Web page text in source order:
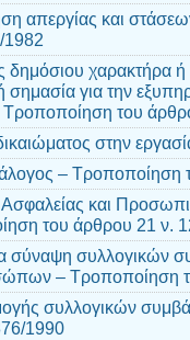
απεργίας και
1982
χαρακτήρα ή
σημασία για την
Τροποποίηση του
στην
– Τροποποίηση
και
του άρθρου 21 ν.
σύναψη συλλογικών
– Τροποποίηση
συλλογικών
1990